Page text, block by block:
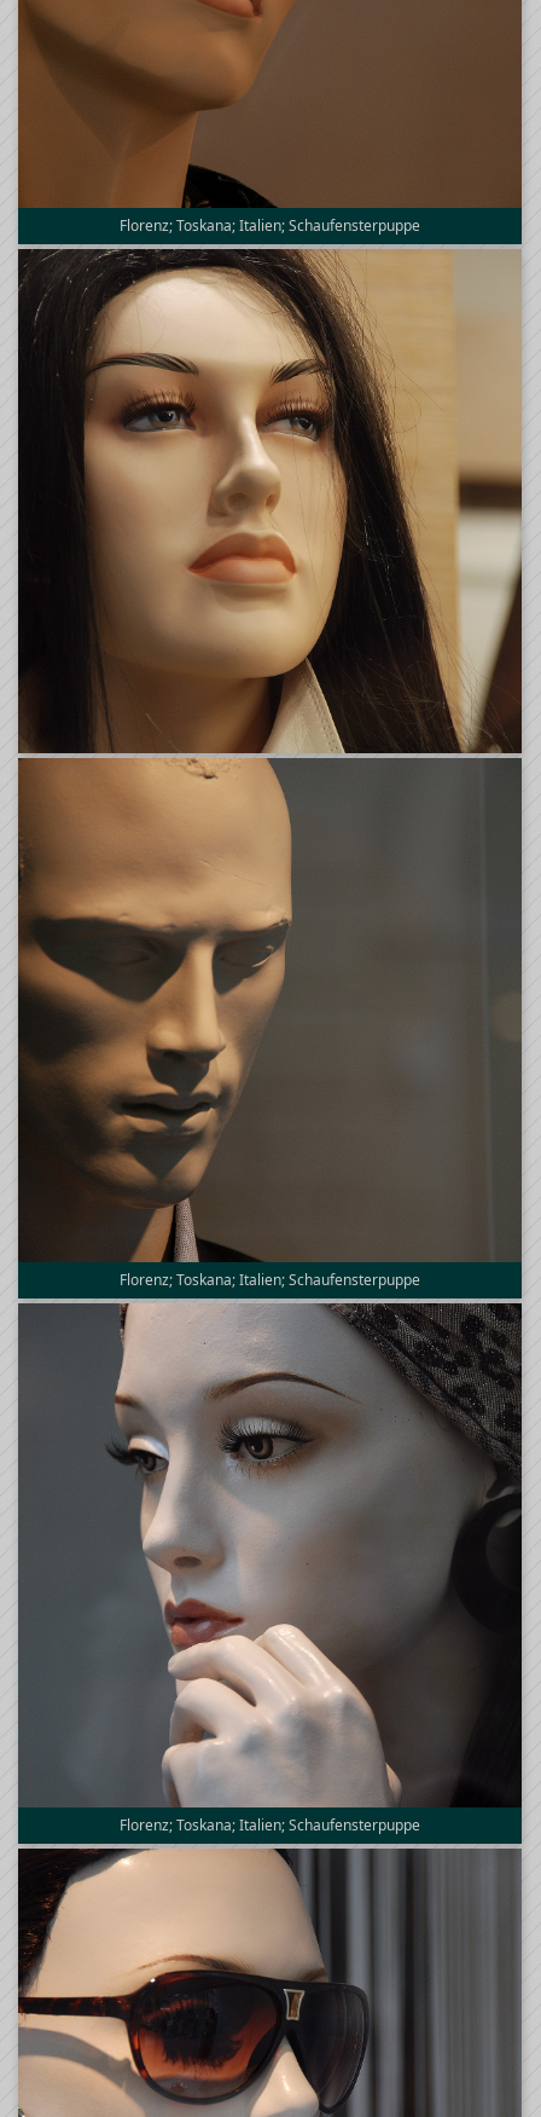
Florenz; Toskana; Italien; Schaufensterpuppe
Florenz; Toskana; Italien; Schaufensterpuppe
Florenz; Toskana; Italien; Schaufensterpuppe